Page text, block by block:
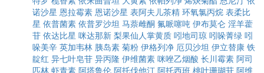
诺沙星 恩拉霉素 恩诺沙星 表阿夫儿茶精 环氧氯丙烷 表柔比
星 依普菌素 依普罗沙坦 马萘雌酮 氟哌噻吨 伊布莫仑 淫羊藿
苷 依达比星 咪达那新 梨果仙人掌黄质 吲地司琼 吲哚菁绿 吲
哚美辛 英加韦林 胰岛素 菊粉 伊格列净 厄贝沙坦 伊立替康 铁
靛红 异七叶皂苷 异丙隆 伊维菌素 咪唑乙烟酸 长川霉素 阿司
匹林 虾青素 阿塔鲁伦 阿托伐他汀 阿托西班 桃叶珊瑚苷 阿维